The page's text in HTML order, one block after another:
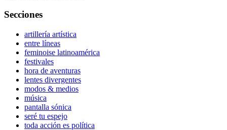
Secciones
artillería artística
entre líneas
feminoise latinoamérica
festivales
hora de aventuras
lentes divergentes
modos & medios
música
pantalla sónica
seré tu espejo
toda acción es política